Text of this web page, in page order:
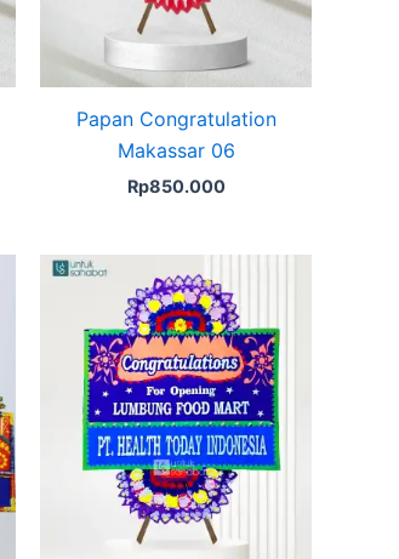
Papan Congratulation
Makassar 06
Rp850.000
Current
Rp3.650.000.